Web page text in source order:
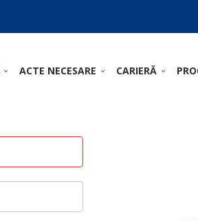
ACTE NECESARE CARIERĂ